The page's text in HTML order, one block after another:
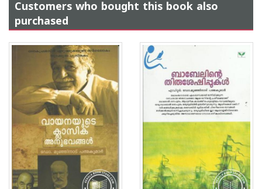
Customers who bought this book also
purchased